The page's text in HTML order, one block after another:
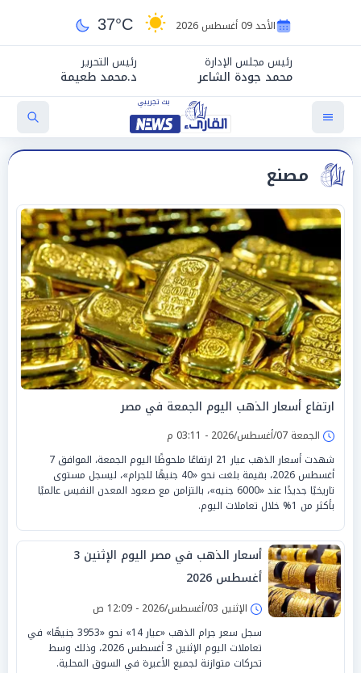
الأحد 09 أغسطس 2026 37°C
رئيس مجلس الإدارة
محمد جودة الشاعر
رئيس التحرير
د.محمد طعيمة
مصنع
ارتفاع أسعار الذهب اليوم الجمعة في مصر
الجمعة 07/أغسطس/2026 - 03:11 م
شهدت أسعار الذهب عيار 21 ارتفاعًا ملحوظًا اليوم الجمعة، الموافق 7
أغسطس 2026، بقيمة بلغت نحو «40 جنيهًا للجرام»، ليسجل مستوى
تاريخيًا جديدًا عند «6000 جنيه»، بالتزامن مع صعود المعدن النفيس عالميًا
بأكثر من 1% خلال تعاملات اليوم.
أسعار الذهب في مصر اليوم الإثنين 3
أغسطس 2026
الإثنين 03/أغسطس/2026 - 12:09 ص
سجل سعر جرام الذهب «عيار 14» نحو «3953 جنيهًا» في
تعاملات اليوم الإثنين 3 أغسطس 2026، وذلك وسط
تحركات متوازنة لجميع الأعيرة في السوق المحلية.